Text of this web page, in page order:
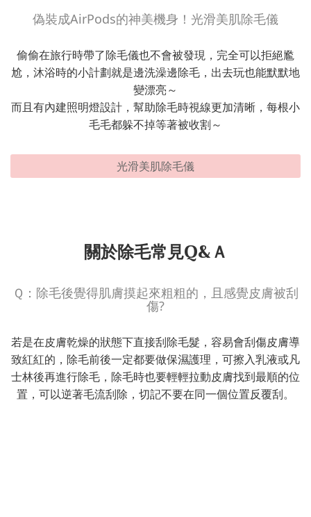
偽裝成AirPods的神美機身！光滑美肌除毛儀
偷偷在旅行時帶了除毛儀也不會被發現，完全可以拒絕尷
尬，沐浴時的小計劃就是邊洗澡邊除毛，出去玩也能默默地
變漂亮～
而且有內建照明燈設計，幫助除毛時視線更加清晰，每根小
毛毛都躲不掉等著被收割～
光滑美肌除毛儀
關於除毛常見Q&Ａ
Ｑ：除毛後覺得肌膚摸起來粗粗的，且感覺皮膚被刮
傷?
若是在皮膚乾燥的狀態下直接刮除毛髮，容易會刮傷皮膚導
致紅紅的，除毛前後一定都要做保濕護理，可擦入乳液或凡
士林後再進行除毛，除毛時也要輕輕拉動皮膚找到最順的位
置，可以逆著毛流刮除，切記不要在同一個位置反覆刮。